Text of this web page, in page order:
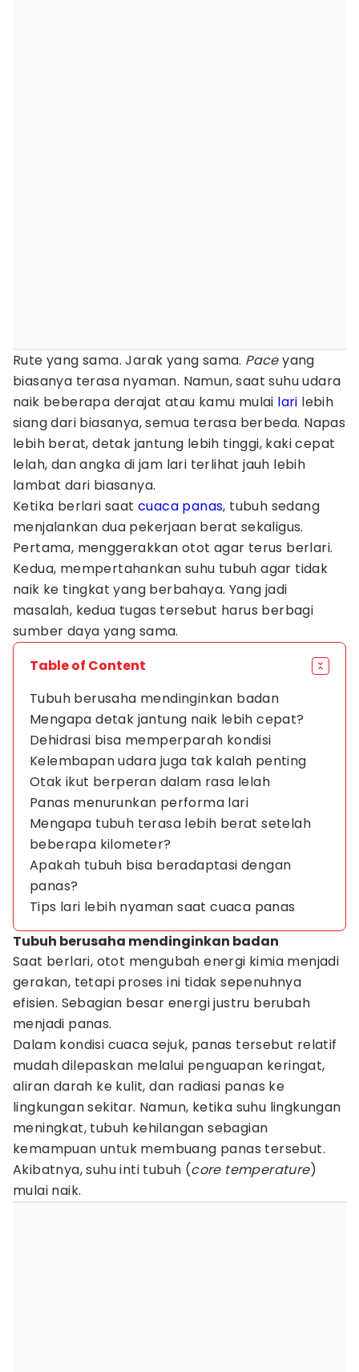
Rute yang sama. Jarak yang sama. Paceyang
biasanya terasa nyaman. Namun, saat suhu udara
naik beberapa derajat atau kamu mulai lari lebih
siang dari biasanya, semua terasa berbeda. Napas
lebih berat, detak jantung lebih tinggi, kaki cepat
lelah, dan angka di jam lari terlihat jauh lebih
lambat dari biasanya.
Ketika berlari saat cuaca panas, tubuh sedang
menjalankan dua pekerjaan berat sekaligus.
Pertama, menggerakkan otot agar terus berlari.
Kedua, mempertahankan suhu tubuh agar tidak
naik ke tingkat yang berbahaya. Yang jadi
masalah, kedua tugas tersebut harus berbagi
sumber daya yang sama.
Table of Content
Tubuh berusaha mendinginkan badan
Mengapa detak jantung naik lebih cepat?
Dehidrasi bisa memperparah kondisi
Kelembapan udara juga tak kalah penting
Otak ikut berperan dalam rasa lelah
Panas menurunkan performa lari
Mengapa tubuh terasa lebih berat setelah
beberapa kilometer?
Apakah tubuh bisa beradaptasi dengan
panas?
Tips lari lebih nyaman saat cuaca panas
Tubuh berusaha mendinginkan badan
Saat berlari, otot mengubah energi kimia menjadi
gerakan, tetapi proses ini tidak sepenuhnya
efisien. Sebagian besar energi justru berubah
menjadi panas.
Dalam kondisi cuaca sejuk, panas tersebut relatif
mudah dilepaskan melalui penguapan keringat,
aliran darah ke kulit, dan radiasi panas ke
lingkungan sekitar. Namun, ketika suhu lingkungan
meningkat, tubuh kehilangan sebagian
kemampuan untuk membuang panas tersebut.
Akibatnya, suhu inti tubuh (core temperature)
mulai naik.